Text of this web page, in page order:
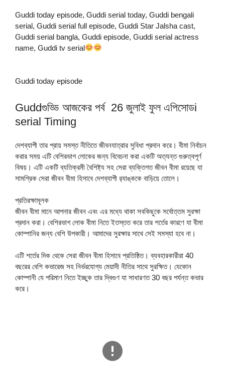
Guddi today episode, Guddi serial today, Guddi bengali
serial, Guddi serial full episode, Guddi Star Jalsha cast,
Guddi serial bangla, Guddi episode, Guddi serial actress
name, Guddi tv serial
Guddi today episode
Guddগুড্ডি আজকের পর্ব 26 জুলাই ফুল এপিসোডi
serial Timing
দেশব্যাপী তার প্রায় সমস্ত নীতিতে জীবনযাত্রার সুবিধা প্রদান করে। বীমা নির্বাচন
করার সময় এটি বেশিরভাগ লোকের জন্য বিবেচনা করা একটি অত্যন্ত গুরুত্বপূর্ণ
বিষয়। এটি একটি ব্যতিক্রমী বৈশিষ্ট্য সহ সেরা ব্যক্তিগত জীবন বীমা রয়েছে যা
সামগ্রিক সেরা জীবন বীমা হিসাবে দেশব্যাপী র‌্যাঙ্ককে বাড়িয়ে তোলে।
প্রতিরক্ষামূলক
জীবন বীমা মানে আপনার জীবন এবং এর মধ্যে থাকা সবকিছুকে সর্বোত্তম সুরক্ষা
প্রদান করা। বেশিরভাগ লোক বীমা নিতে ইতস্তত করে তার শর্তের কারণে যা বীমা
কোম্পানির জন্য বেশি উপকারী। আমাদের সুরক্ষার সাথে সেই সমস্যা হবে না।
এটি শর্তের দিক থেকে সেরা জীবন বীমা হিসাবে প্রতিষ্ঠিত। ব্যবহারকারীরা 40
বছরের বেশি কভারেজ সহ নির্ভরযোগ্য মেয়াদী নীতির সাথে সুরক্ষিত। যেকোন
কোম্পানী যে পরিমাণ নিতে ইচ্ছুক তার দ্বিগুণ যা সাধারণত 30 বছর পর্যন্ত কভার
করে।